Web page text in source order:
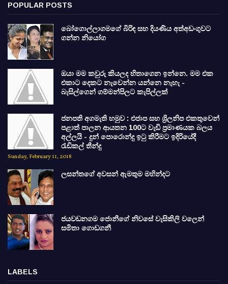
POPULAR POSTS
බෝගොල්ලාගමගේ බිරිඳ සහ දියණිය අත්අඩංගුවට
ගන්න නියෝග
ඔයා මම කවුරු කියලද හිතාගෙන ඉන්නෙ. මම එක
එකාට දෙකට නැවෙන්න යන්නෙ නැහැ -
බැසිල්ගෙන් ගම්මන්පිලට කැපිල්ලක්
ජනපති අගමැති හමුව : එජාප සහ ශ්‍රිලනිප එකතුවෙන්
පළාත් පාලන ආයතන 100ට වැඩි ප්‍රමාණයක බලය
අල්ලයි - දුන් පොරොන්දු ඉටු කිරීමට ඉදිරියේදී
රැඩිකල් තීන්දු
Sunday, February 11, 2018
ලසන්තගේ අවසන් ඇමතුම මහින්දට
ජයවඩනගම ජොනීගේ නිවසේ වැසිකිලි වලෙන්
සමිතා ගොඩගනී
LABELS